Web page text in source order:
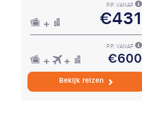
P.P. VANAF
€431
P.P. VANAF
€600
Bekijk reizen